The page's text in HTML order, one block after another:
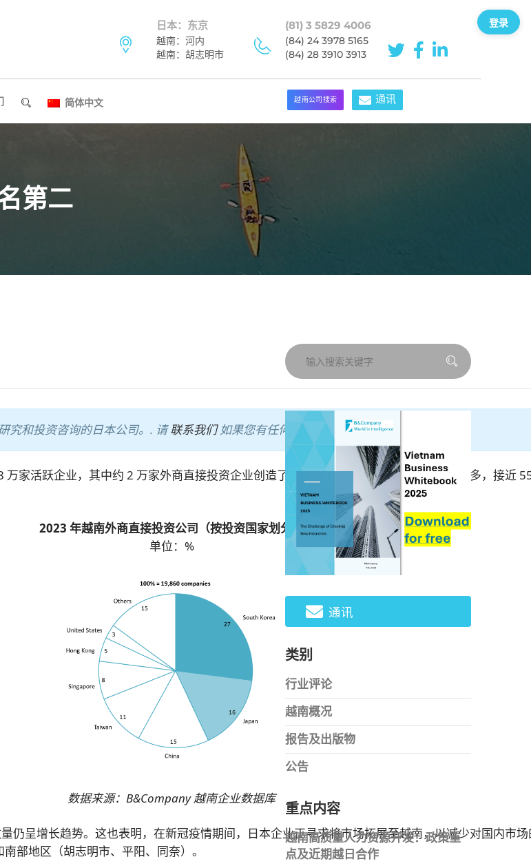
日本：东京
越南：河内
越南：胡志明市
(81) 3 5829 4006
(84) 24 3978 5165
(84) 28 3910 3913
简体中文 越南公司搜索 通讯
第二
究和投资咨询的日本公司。. 请联系我们如果您有任何要求。.
家活跃企业，其中约 2 万家外商直接投资企业创造了 28% 的总净收入。韩国企业数量最多，接近
2023 年越南外商直接投资公司（按投资国家划分）
单位：%
数据来源：B&Company 越南企业数据库
呈增长趋势。这也表明，在新冠疫情期间，日本企业正寻求将市场拓展至越南，以减少对国内市
部地区（胡志明市、平阳、同奈）。
通讯
类别
行业评论
越南概况
报告及出版物
公告
重点内容
越南高质量人力资源开发：政策重
点及近期越日合作
登录